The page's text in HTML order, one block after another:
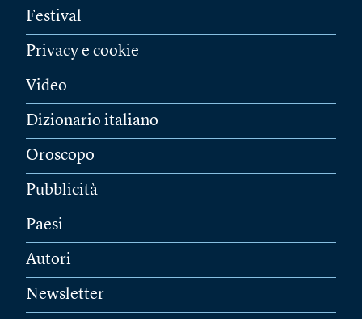
Festival
Privacy e cookie
Video
Dizionario italiano
Oroscopo
Pubblicità
Paesi
Autori
Newsletter